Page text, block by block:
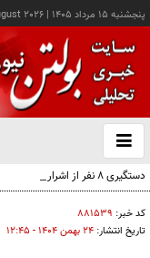
پنجشنبه ۱۵ مرداد ۱۴۰۵ |
2026
باز
و
دستگیری ۸ نفر از اشرار مسلح شاخص و مرتبطین گروهک‌های تروریستی
کد خبر: ۸۸۱۵۳۹
تاریخ انتشار: ۲۴ بهمن ۱۴۰۴ - ۱۲:۴۵